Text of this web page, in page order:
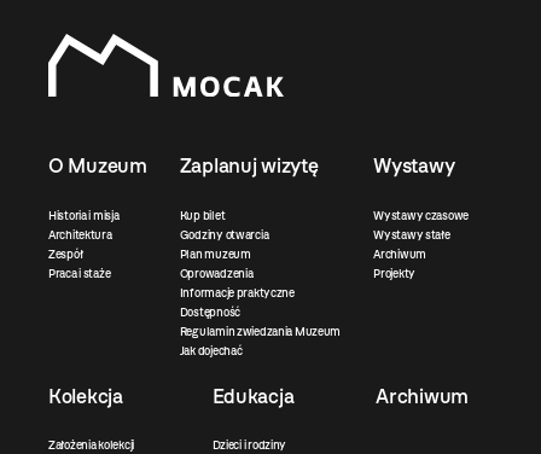
O Muzeum
Historia i misja
Architektura
Zespół
Praca i staże
Zaplanuj wizytę
Kup bilet
Godziny otwarcia
Plan muzeum
Oprowadzenia
Informacje praktyczne
Dostępność
Regulamin zwiedzania Muzeum
Jak dojechać
Wystawy
Wystawy czasowe
Wystawy stałe
Archiwum
Projekty
Kolekcja
Założenia kolekcji
Edukacja
Dzieci i rodziny
Archiwum